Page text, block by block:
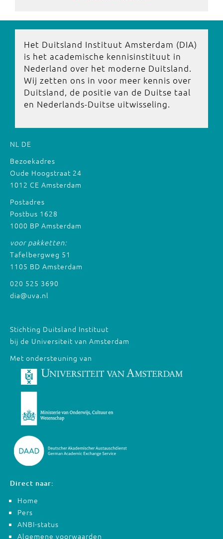
Het Duitsland Instituut Amsterdam (DIA)
is het academische kennisinstituut in
Nederland over het moderne Duitsland.
Wij zetten ons in voor meer kennis over
Duitsland, de positie van de Duitse taal
en Nederlands-Duitse uitwisseling.
NL DE
Bezoekadres
Oude Hoogstraat 24
1012 CE Amsterdam
Postadres
Postbus 1628
1000 BP Amsterdam
voor pakketten:
Tafelbergweg 51
1105 BD Amsterdam
020 525 3690
dia@uva.nl
Stichting Duitsland Instituut
bij de Universiteit van Amsterdam
Met ondersteuning van
Direct naar:
Home
Pers
ANBI-status
Algemene voorwaarden